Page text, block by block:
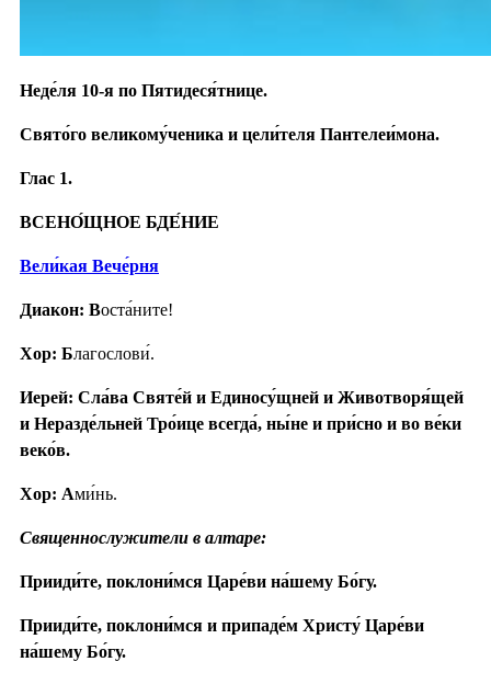
Неде́ля 10-я по Пятидеся́тнице.
Свято́го великому́ченика и цели́теля Пантелеи́мона.
Глас 1.
ВСЕНО́ЩНОЕ БДЕ́НИЕ
Вели́кая Вече́рня
Диакон: Воста́ните!
Хор: Благослови́.
Иерей: Сла́ва Святе́й и Единосу́щней и Животворя́щей
и Неразде́льней Тро́ице всегда́, ны́не и при́сно и во ве́ки
веко́в.
Хор: Ами́нь.
Священнослужители в алтаре:
Прииди́те, поклони́мся Царе́ви на́шему Бо́гу.
Прииди́те, поклони́мся и припаде́м Христу́ Царе́ви
на́шему Бо́гу.